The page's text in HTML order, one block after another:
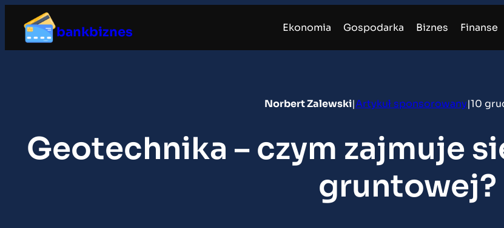
treści
bankbiznes Ekonomia Gospodarka Biznes Finanse
Norbert Zalewski|Artykuł sponsorowany|10
Geotechnika – czym zajmuje
gruntowej?